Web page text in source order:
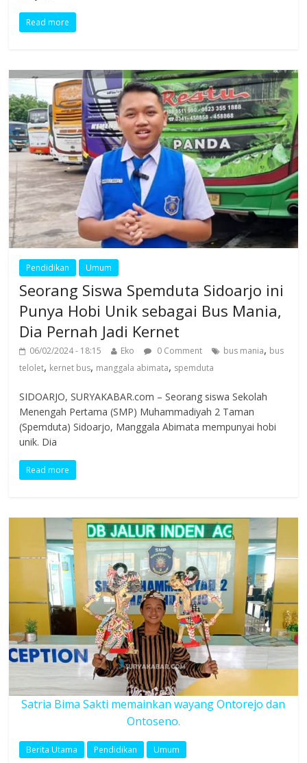
Read more
Pendidikan Umum
Seorang Siswa Spemduta Sidoarjo ini
Punya Hobi Unik sebagai Bus Mania,
Dia Pernah Jadi Kernet
06/02/2024 - 18:15 Eko 0 Comment bus mania, bus
telolet, kernet bus, manggala abimata, spemduta
SIDOARJO, SURYAKABAR.com – Seorang siswa Sekolah
Menengah Pertama (SMP) Muhammadiyah 2 Taman
(Spemduta) Sidoarjo, Manggala Abimata mempunyai hobi
unik. Dia
Read more
Satria Bima Sakti memainkan wayang Ontorejo dan
Ontoseno.
Berita Utama Pendidikan Umum